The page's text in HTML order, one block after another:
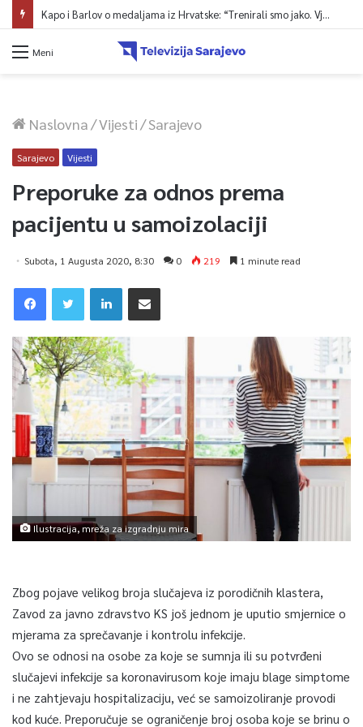
Kapo i Barlov o medaljama iz Hrvatske: “Trenirali smo jako. Vjerovali smo”
Meni
Naslovna/Vijesti/Sarajevo
Sarajevo Vijesti
Preporuke za odnos prema
pacijentu u samoizolaciji
Subota, 1 Augusta 2020, 8:30 0 219 1 minute read
Ilustracija, mreža za izgradnju mira
Zbog pojave velikog broja slučajeva iz porodičnih klastera,
Zavod za javno zdravstvo KS još jednom je uputio smjernice o
mjerama za sprečavanje i kontrolu infekcije.
Ovo se odnosi na osobe za koje se sumnja ili su potvrđeni
slučajevi infekcije sa koronavirusom koje imaju blage simptome
i ne zahtjevaju hospitalizaciju, već se samoizoliranje provodi
kod kuće. Preporučuje se ograničenje broj osoba koje se brinu o